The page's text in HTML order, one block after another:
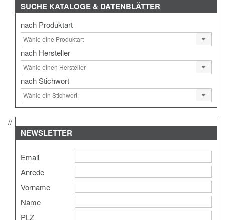
SUCHE KATALOGE & DATENBLÄTTER
nach Produktart
nach Hersteller
nach Stichwort
NEWSLETTER
Email
Anrede
Vorname
Name
PLZ